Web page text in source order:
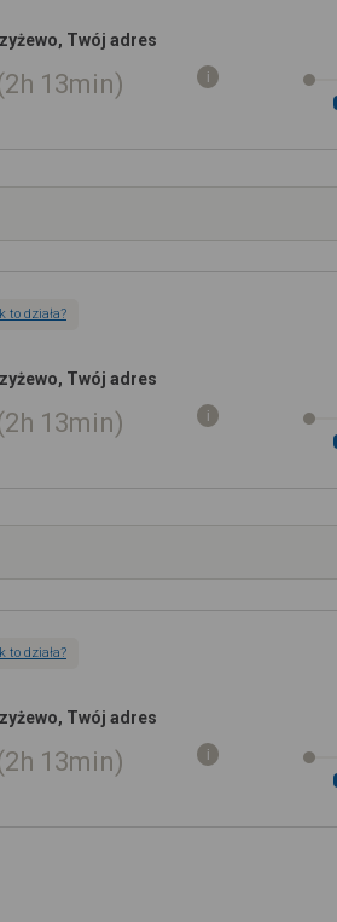
Twój adres
2h 13min
to działa?
Twój adres
2h 13min
to działa?
Twój adres
2h 13min